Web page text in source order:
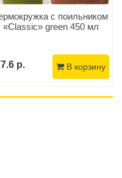
с поильником
«Сlassic» green 450 мл
р. В корзину